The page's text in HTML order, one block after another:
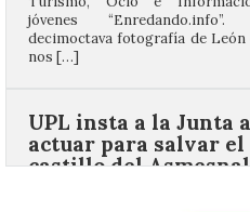
UPL insta a la Junta a
actuar para salvar el
BIC en estado de ruina
7 Ago 2026